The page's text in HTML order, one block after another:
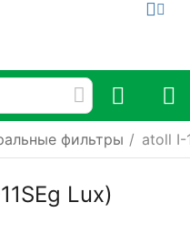
фильтры / atoll I-
Lux)